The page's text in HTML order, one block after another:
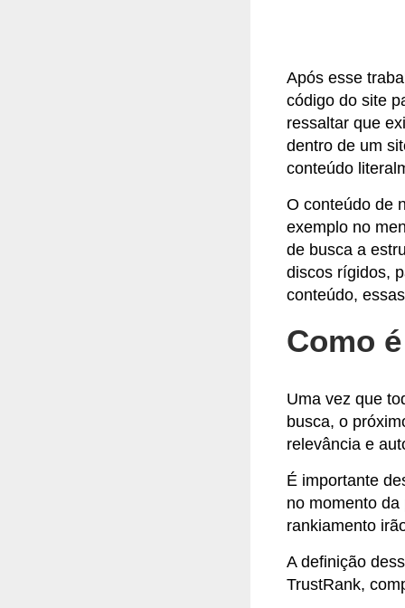
Após esse
código do site
ressaltar que
dentro de um
conteúdo
O conteúdo de
exemplo no
de busca a
discos rígidos,
conteúdo,
Como
Uma vez que
busca, o
relevância e
É importante
no momento
rankiamento
A definição
TrustRank,